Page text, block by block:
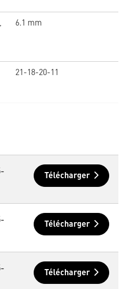
6.1 mm
21-18-20-11
Télécharger
Télécharger
Télécharger